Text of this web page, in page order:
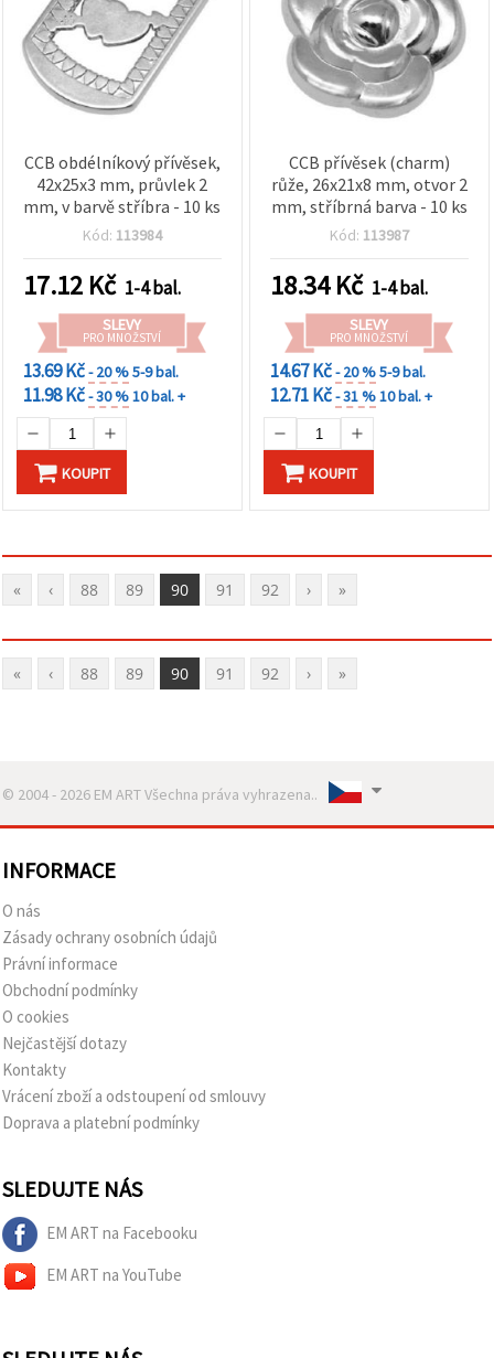
CCB obdélníkový přívěsek,
42x25x3 mm, průvlek 2
mm, v barvě stříbra - 10 ks
Kód: 113984
17.12 Kč 1-4 bal.
SLEVY
PRO MNOŽSTVÍ
13.69 Kč- 20 %5-9 bal.
11.98 Kč- 30 %10 bal. +
KOUPIT
CCB přívěsek (charm)
růže, 26x21x8 mm, otvor 2
mm, stříbrná barva - 10 ks
Kód: 113987
18.34Kč 1-4 bal.
SLEVY
PRO MNOŽSTVÍ
14.67 Kč- 20 %5-9 bal.
12.71 Kč- 31 %10 bal. +
KOUPIT
« ‹ 88 89 90 91 92 › »
« ‹ 88 89 90 91 92 › »
© 2004 - 2026 EM ART Všechna práva vyhrazena..
INFORMACE
O nás
Zásady ochrany osobních údajů
Právní informace
Obchodní podmínky
O cookies
Nejčastější dotazy
Kontakty
Vrácení zboží a odstoupení od smlouvy
Doprava a platební podmínky
SLEDUJTE NÁS
EM ART na Facebooku
EM ART na YouTube